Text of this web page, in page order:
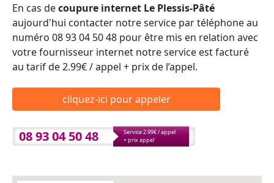
En cas decoupure internet Le Plessis-Pâté
aujourd'hui contacter notre service par téléphone au
numéro 08 93 04 50 48 pour être mis en relation avec
votre fournisseur internet notre service est facturé
au tarif de 2.99€ / appel + prix de l’appel.
cliquez-ici pour appeler
08 93 04 50 48
Service 2.99€ / appel
+ prix appel